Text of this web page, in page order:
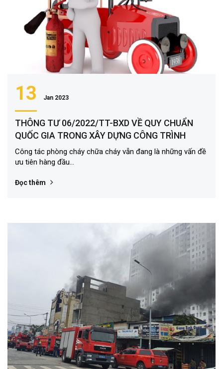
13 Jan 2023
THÔNG TƯ 06/2022/TT-BXD VỀ QUY CHUẨN
QUỐC GIA TRONG XÂY DỰNG CÔNG TRÌNH
Công tác phòng cháy chữa cháy vẫn đang là những vấn đề
ưu tiên hàng đầu...
Đọc thêm